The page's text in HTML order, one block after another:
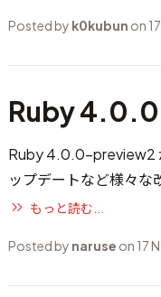
Posted by k0kubun on
Ruby 4.0.0
Ruby 4.0.0-preview2
ップデートなど様々な
もっと読む...
Posted by naruse on 17